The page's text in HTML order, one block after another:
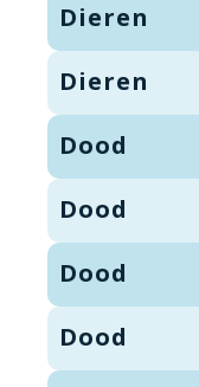
Dieren
Dieren
Dood
Dood
Dood
Dood